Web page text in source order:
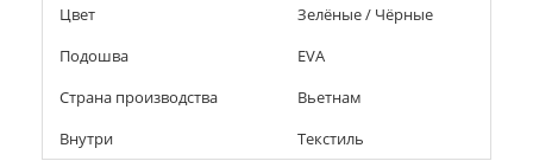
Цвет
Зелёные / Чёрные
Подошва
EVA
Страна производства
Вьетнам
Внутри
Текстиль